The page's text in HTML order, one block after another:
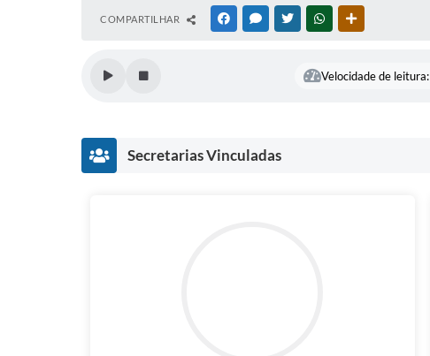
COMPARTILHAR FACEBOOKMESSENGER
TWITTERWHATSAPP
Velocidade de leitura:
Secretarias Vinculadas